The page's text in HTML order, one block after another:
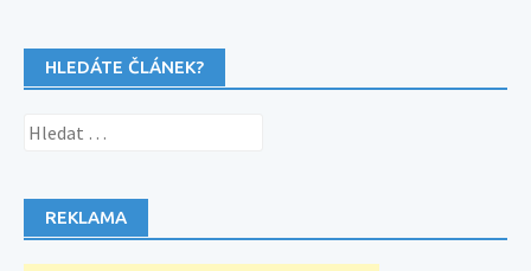
HLEDÁTE ČLÁNEK?
Vyhledávání
REKLAMA